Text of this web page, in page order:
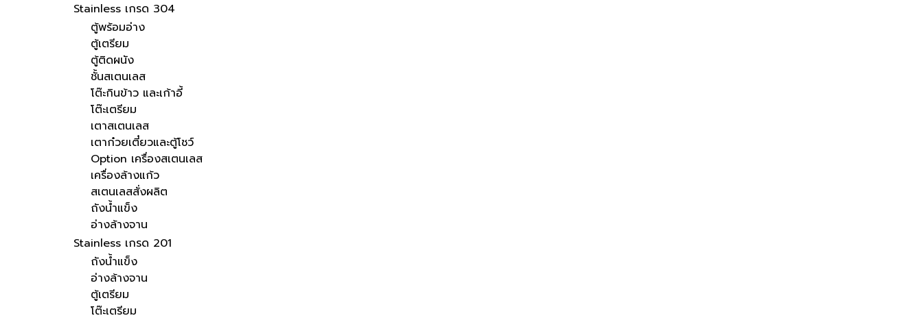
Stainless เกรด 304
ตู้พร้อมอ่าง
ตู้เตรียม
ตู้ติดผนัง
ชั้นสเตนเลส
โต๊ะกินข้าว และเก้าอี้
โต๊ะเตรียม
เตาสเตนเลส
เตาก๋วยเตี๋ยวและตู้โชว์
Option เครื่องสเตนเลส
เครื่องล้างแก้ว
สเตนเลสสั่งผลิต
ถังน้ำแข็ง
อ่างล้างจาน
Stainless เกรด 201
ถังน้ำแข็ง
อ่างล้างจาน
ตู้เตรียม
โต๊ะเตรียม